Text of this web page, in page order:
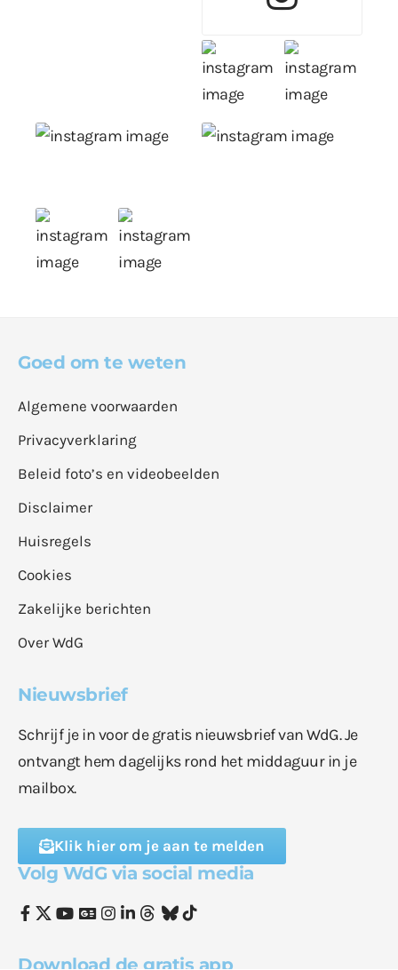
Goed om te weten
Algemene voorwaarden
Privacyverklaring
Beleid foto’s en videobeelden
Disclaimer
Huisregels
Cookies
Zakelijke berichten
Over WdG
Nieuwsbrief
Schrijf je in voor de gratis nieuwsbrief van WdG. Je
ontvangt hem dagelijks rond het middaguur in je
mailbox.
Klik hier om je aan te melden
Volg WdG via social media
Download de gratis app